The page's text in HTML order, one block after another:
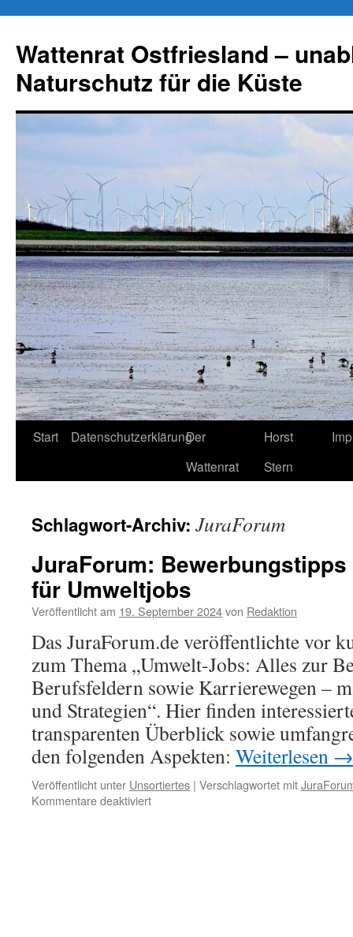
springen
Wattenrat Ostfriesland –
Naturschutz für die Küste
Start DatenschutzerklärungDer
Wattenrat
Horst
Stern
Schlagwort-Archiv: JuraForum
JuraForum:
für Umweltjobs
Veröffentlicht am 19. September 2024von Redaktion
Das JuraForum.de veröffentlichte vor
zum Thema „Umwelt-Jobs: Alles zur
Berufsfeldern sowie Karrierewegen –
und Strategien“. Hier finden
transparenten Überblick sowie
den folgenden Aspekten: Weiterlesen →
Veröffentlicht unter Unsortiertes | Verschlagwortet mit
Kommentare deaktiviertfür